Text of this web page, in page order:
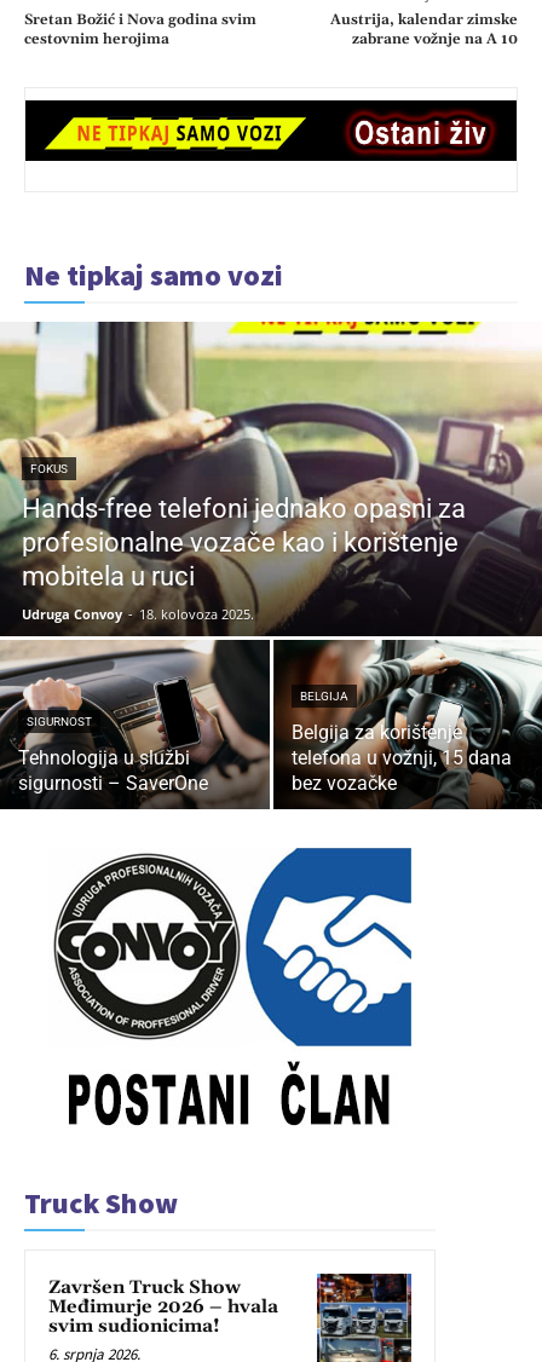
Sretan Božić i Nova godina svim
cestovnim herojima
Austrija, kalendar zimske
zabrane vožnje na A 10
Ne tipkaj samo vozi
FOKUS
Hands-free telefoni jednako opasni za
profesionalne vozače kao i korištenje
mobitela u ruci
Udruga Convoy - 18. kolovoza 2025.
SIGURNOST
Tehnologija u službi
sigurnosti – SaverOne
BELGIJA
Belgija za korištenje
telefona u vožnji, 15 dana
bez vozačke
Truck Show
Završen Truck Show
Međimurje 2026 – hvala
svim sudionicima!
6. srpnja 2026.